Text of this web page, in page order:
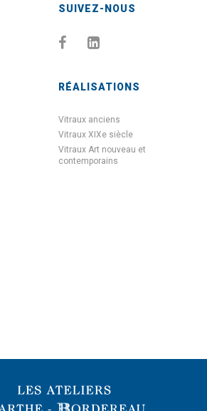
SUIVEZ-NOUS
RÉALISATIONS
Vitraux anciens
Vitraux XIXe siècle
Vitraux Art nouveau et
contemporains